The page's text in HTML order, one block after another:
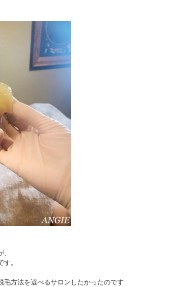
。
方法を選べるサロンしたかったのです